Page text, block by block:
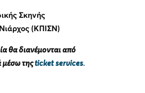
Σκηνής
(ΚΠΙΣΝ)
θα διανέμονται από
μέσω τηςticket services.